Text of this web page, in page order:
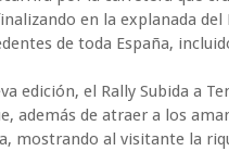
en la explanada
de toda España,
edición, el Rally Subida a
además de atraer a los
mostrando al visitante la